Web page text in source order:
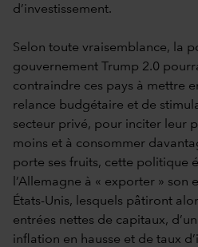
d’investissement.
Selon toute vraisemblance, la
gouvernement Trump 2.0
contraindre ces pays à mettre
relance budgétaire et de
secteur privé, pour inciter leur
moins et à consommer
porte ses fruits, cette politique
l’Allemagne à « exporter » son
États-Unis, lesquels pâtiront
entrées nettes de capitaux,
inflation en hausse et de taux